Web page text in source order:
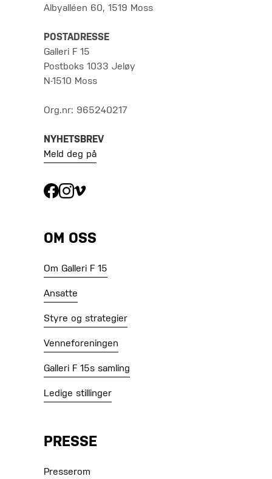
Albyalléen 60, 1519 Moss
POSTADRESSE
Galleri F 15
Postboks 1033 Jeløy
N-1510 Moss
Org.nr: 965240217
NYHETSBREV
Meld deg på
OM OSS
Om Galleri F 15
Ansatte
Styre og strategier
Venneforeningen
Galleri F 15s samling
Ledige stillinger
PRESSE
Presserom